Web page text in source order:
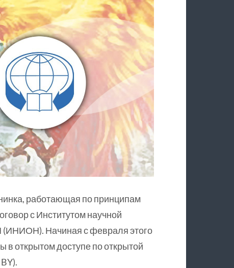
работающая по принципам
с Институтом научной
Начиная с февраля этого
открытом доступе по открытой